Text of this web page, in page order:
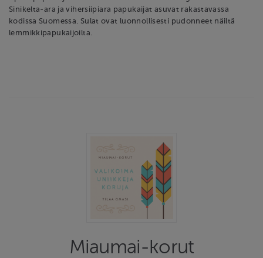
Sinikelta-ara ja vihersiipiara papukaijat asuvat rakastavassa
kodissa Suomessa. Sulat ovat luonnollisesti pudonneet näiltä
lemmikkipapukaijoilta.
Miaumai-korut